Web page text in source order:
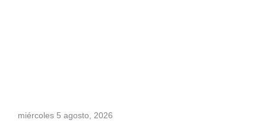
miércoles 5 agosto, 2026